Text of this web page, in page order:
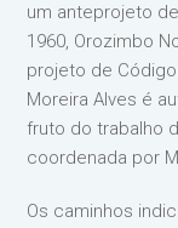
um anteprojeto
1960, Orozimbo
projeto de
Moreira Alves é
fruto do trabalho
coordenada por
Os caminhos